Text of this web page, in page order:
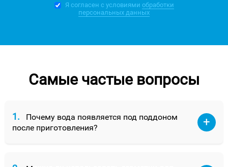
Я согласен с условиями обработки
персональных данных
Самые частые вопросы
1.
Почему вода появляется под поддоном
после приготовления?